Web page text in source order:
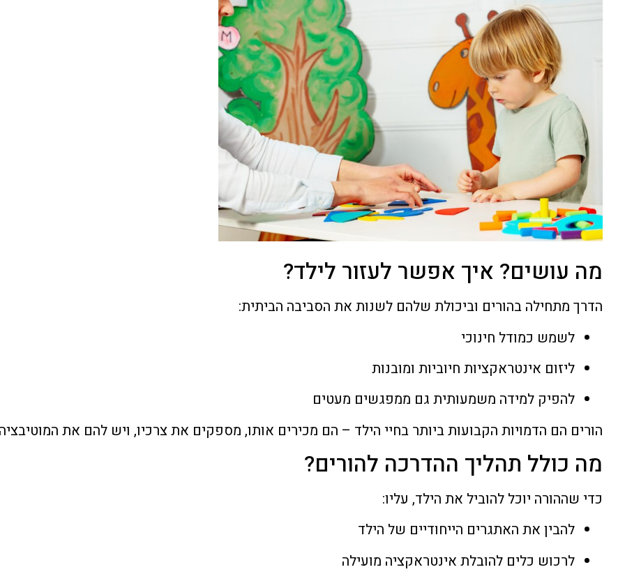
מה עושים? איך אפשר לעזור לילד?
הדרך מתחילה בהורים וביכולת שלהם לשנות את הסביבה הביתית:
לשמש כמודל חינוכי
ליזום אינטראקציות חיוביות ומובנות
להפיק למידה משמעותית גם ממפגשים מעטים
הורים הם הדמויות הקבועות ביותר בחיי הילד – הם מכירים אותו, מספקים את צרכיו, ויש להם את
מה כולל תהליך ההדרכה להורים?
כדי שההורה יוכל להוביל את הילד, עליו:
להבין את האתגרים הייחודיים של הילד
לרכוש כלים להובלת אינטראקציה מועילה